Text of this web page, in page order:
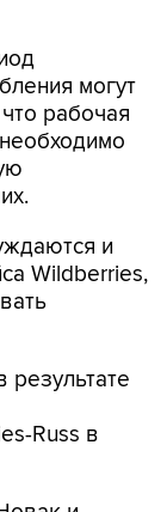
могут
рабочая
и
Wildberries,
результате
Russ в